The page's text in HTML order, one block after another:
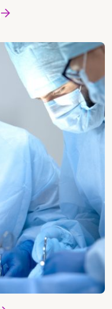
Vedi i corsi